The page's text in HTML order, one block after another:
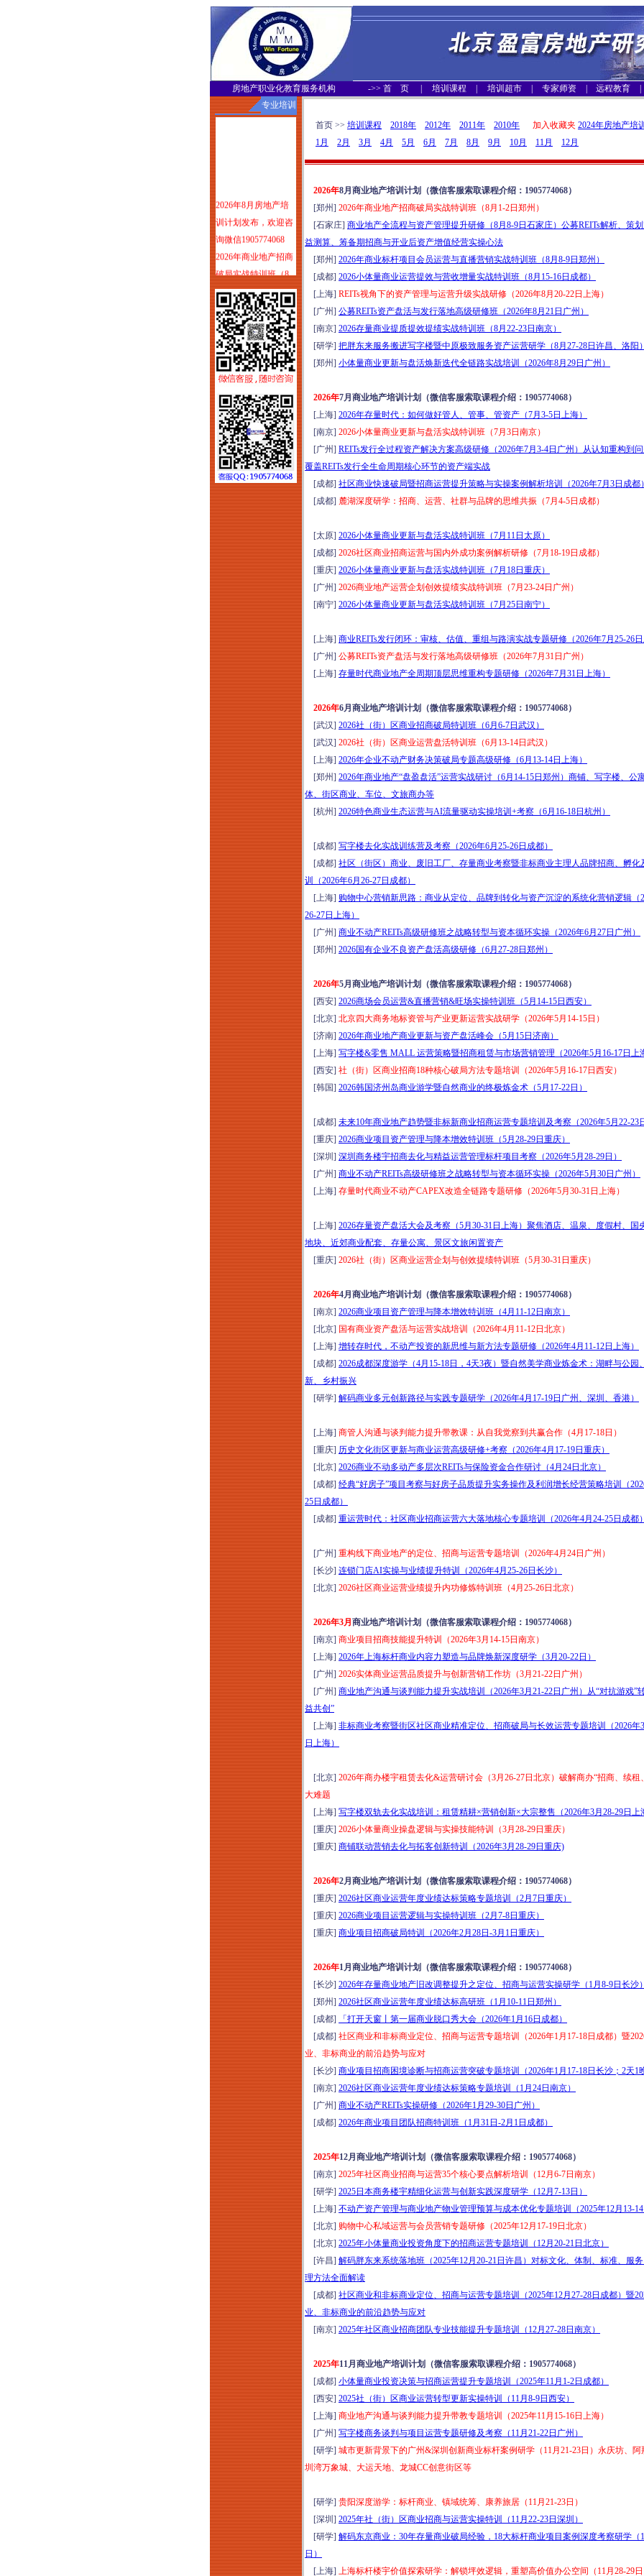
房地产职业化教育服务机构 ->> 首 页 培训课程 培训超市 专家师资 远程教育
专业培训
月1-2日郑州）
塑造服务力：可落地
可变现的物业服务品
质体系打造实战培训
（2026年8月1-2日哈
尔滨）
2026年项目谋划、资
金申报、城市更新、
国企市场化转型实操
高级研修（8月6日西
安）
全域六网投融资规划
与市场拓展能力高阶
培训（2026年8月7-8
日北京）
嵌入式社区+居家养
老落地实操研学
（2026年8月7日-9日
济南）
新版清单计价标准落
地实操、造价争议化
解与全过程造价合规
管理专题培训（2026
年8月7日西安）
存量时代地产新媒体
全域营销体系（短视
频+小红书+短剧+直
播）高效获客全链路
落地转化实战培训
（2026年8月8-9日郑
州）
商业地产全流程与资
产管理提升研修（8
月8-9日石家庄）公募
REITs解析、策划定
位、收益测算、筹备
期招商与开业后资产
增值经营实操心法
2026年商业标杆项目
会员运营与直播营销
实战特训班（8月8-9
日郑州）
2026年康养项目定位
设计与营销运营提升
研讨暨项目考察（8
月8-9日上海）从定位
筹开、空间设计、品
牌营销到运营管理全
生命周期
2026年云南温泉水疗
运动疗愈+爱情疗愈
标杆项目考察（8月9-
12日）
国企央企及事业单位
项目全生命周期管理
实战能力提升专题培
训（2026年8月11-12
日成都）
穿透式监管下国企法
务、合规、内控、风
险、审计“五位一体
化” 构建专题培训
（2026年8月12日西
安）
2026探访中国“好房
子”：新规2.0成都住
宅标杆项目研学（8
月13-14日成都）
新基建格局下工程项
目（DB&EPC）造价
管控、招采优化、结
算审计与争议破局高
级研修（2026年8月
13日昆明）
“十五五”规划基建领
域高质量发展：人工
智能+工程建设项目
全流程精益管控与风
险防范培训（2026年
8月13日昆明）
城市更新运营思维模
式全流程风险防范解
析与操盘实践分享培
训（2026年8月14-15
日武汉）
城市更新项目落地操
盘实战方案班（2026
年8月14-16日成都）
走进天津：深研全首
层架空新模式-金茂、
绿城、保利、中海等
经典项目研学（2026
年8月14-15日）
走进永威服务：深研
高品质物业实践落地
做法和经验（2026年
8月14-15日郑州）
新清单计价标准与施
工合同司法解释
（二）（征求意见
稿）深度解读暨建设
工程合同风险点、结
算、索赔、审计、财
评及司法鉴定审理实
务专题培训（2026年
8月14日哈尔滨）
2026小体量商业运营
提效与营收增量实战
特训班（8月15-16日
成都）
优秀物业管理项目经
理训练营（2026年8
月15-16日成都）
2026年工程挂靠、建
筑劳务税务稽查高频
风险应对及税负合规
构建培训（8月15-16
日成都）
建工司法解释（二）
新规深度研判与风控
维权实战研修（2026
年8月15-16日郑州）
走进银川，区域标杆
房企经典项目考察，
吃透长效运营逻辑
（2026年8月15-16
日）
首页 >> 培训课程 2018年 2012年 2011年 2010年 加入收藏夹 2024年房地产培
1月
2月 3月 4月 5月 6月 7月 8月 9月 10月 11月 12月
2026年8月商业地产培训计划（微信客服索取课程介绍：1905774068）
[郑州] 2026年商业地产招商破局实战特训班（8月1-2日郑州）
[石家庄] 商业地产全流程与资产管理提升研修（8月8-9日石家庄）公募REITs解析、策
益测算、筹备期招商与开业后资产增值经营实操心法
[郑州] 2026年商业标杆项目会员运营与直播营销实战特训班（8月8-9日郑州）
[成都] 2026小体量商业运营提效与营收增量实战特训班（8月15-16日成都）
[上海] REITs视角下的资产管理与运营升级实战研修（2026年8月20-22日上海）
[广州] 公募REITs资产盘活与发行落地高级研修班（2026年8月21日广州）
[南京] 2026存量商业提质提效提绩实战特训班（8月22-23日南京）
[研学] 把胖东来服务搬进写字楼暨中原极致服务资产运营研学（8月27-28日许昌、洛阳）
[郑州] 小体量商业更新与盘活焕新迭代全链路实战培训（2026年8月29日广州）
2026年7月商业地产培训计划（微信客服索取课程介绍：1905774068）
[上海] 2026年存量时代：如何做好管人、管事、管资产（7月3-5日上海）
[南京] 2026小体量商业更新与盘活实战特训班（7月3日南京）
[广州] REITs发行全过程资产解决方案高级研修（2026年7月3-4日广州）从认知重构到问
覆盖REITs发行全生命周期核心环节的资产端实战
[成都] 社区商业快速破局暨招商运营提升策略与实操案例解析培训（2026年7月3日成都）
[成都] 麓湖深度研学：招商、运营、社群与品牌的思维共振（7月4-5日成都）
[太原] 2026小体量商业更新与盘活实战特训班（7月11日太原）
[成都] 2026社区商业招商运营与国内外成功案例解析研修（7月18-19日成都）
[重庆] 2026小体量商业更新与盘活实战特训班（7月18日重庆）
[广州] 2026商业地产运营企划创效提绩实战特训班（7月23-24日广州）
[南宁] 2026小体量商业更新与盘活实战特训班（7月25日南宁）
[上海] 商业REITs发行闭环：审核、估值、重组与路演实战专题研修（2026年7月25-26日
[广州] 公募REITs资产盘活与发行落地高级研修班（2026年7月31日广州）
[上海] 存量时代商业地产全周期顶层思维重构专题研修（2026年7月31日上海）
2026年6月商业地产培训计划（微信客服索取课程介绍：1905774068）
[武汉] 2026社（街）区商业招商破局特训班（6月6-7日武汉）
[武汉] 2026社（街）区商业运营盘活特训班（6月13-14日武汉）
[上海] 2026年企业不动产财务决策破局专题高级研修（6月13-14日上海）
[郑州] 2026年商业地产“盘盈盘活”运营实战研讨（6月14-15日郑州）商铺、写字楼、公
体、街区商业、车位、文旅商办等
[杭州] 2026特色商业生态运营与AI流量驱动实操培训+考察（6月16-18日杭州）
[成都] 写字楼去化实战训练营及考察（2026年6月25-26日成都）
[成都] 社区（街区）商业、废旧工厂、存量商业考察暨非标商业主理人品牌招商、孵化
训（2026年6月26-27日成都）
[上海] 购物中心营销新思路：商业从定位、品牌到转化与资产沉淀的系统化营销逻辑（
26-27日上海）
[广州] 商业不动产REITs高级研修班之战略转型与资本循环实操（2026年6月27日广州）
[郑州] 2026国有企业不良资产盘活高级研修（6月27-28日郑州）
2026年5月商业地产培训计划（微信客服索取课程介绍：1905774068）
[西安] 2026商场会员运营&直播营销&旺场实操特训班（5月14-15日西安）
[北京] 北京四大商务地标资管与产业更新运营实战研学（2026年5月14-15日）
[济南] 2026年商业地产商业更新与资产盘活峰会（5月15日济南）
[上海] 写字楼&零售 MALL 运营策略暨招商租赁与市场营销管理（2026年5月16-17日上
[西安] 社（街）区商业招商18种核心破局方法专题培训（2026年5月16-17日西安）
[韩国] 2026韩国济州岛商业游学暨自然商业的终极炼金术（5月17-22日）
[成都] 未来10年商业地产趋势暨非标新商业招商运营专题培训及考察（2026年5月22-23
[重庆] 2026商业项目资产管理与降本增效特训班（5月28-29日重庆）
[深圳] 深圳商务楼宇招商去化与精益运营管理标杆项目考察（2026年5月28-29日）
[广州] 商业不动产REITs高级研修班之战略转型与资本循环实操（2026年5月30日广州）
[上海] 存量时代商业不动产CAPEX改造全链路专题研修（2026年5月30-31日上海）
[上海] 2026存量资产盘活大会及考察（5月30-31日上海）聚焦酒店、温泉、度假村、国
地块、近郊商业配套、存量公寓、景区文旅闲置资产
[重庆] 2026社（街）区商业运营企划与创效提绩特训班（5月30-31日重庆）
2026年4月商业地产培训计划（微信客服索取课程介绍：1905774068）
[南京] 2026商业项目资产管理与降本增效特训班（4月11-12日南京）
[北京] 国有商业资产盘活与运营实战培训（2026年4月11-12日北京）
[上海] 增转存时代，不动产投资的新思维与新方法专题研修（2026年4月11-12日上海）
[成都] 2026成都深度游学（4月15-18日，4天3夜）暨自然美学商业炼金术：湖畔与公园
新、乡村振兴
[研学] 解码商业多元创新路径与实践专题研学（2026年4月17-19日广州、深圳、香港）
[上海] 商管人沟通与谈判能力提升带教课：从自我觉察到共赢合作（4月17-18日）
[重庆] 历史文化街区更新与商业运营高级研修+考察（2026年4月17-19日重庆）
[北京] 2026商业不动多动产多层次REITs与保险资金合作研讨（4月24日北京）
[成都] 经典“好房子”项目考察与好房子品质提升实务操作及利润增长经营策略培训（
25日成都）
[成都] 重运营时代：社区商业招商运营六大落地核心专题培训（2026年4月24-25日成都）
[广州] 重构线下商业地产的定位、招商与运营专题培训（2026年4月24日广州）
[长沙] 连锁门店AI实操与业绩提升特训（2026年4月25-26日长沙）
[北京] 2026社区商业运营业绩提升内功修炼特训班（4月25-26日北京）
2026年3月 商业地产培训计划（微信客服索取课程介绍：1905774068）
[南京] 商业项目招商技能提升特训（2026年3月14-15日南京）
[上海] 2026年上海标杆商业内容力塑造与品牌焕新深度研学（3月20-22日）
[广州] 2026实体商业运营品质提升与创新营销工作坊（3月21-22日广州）
[广州] 商业地产沟通与谈判能力提升实战培训（2026年3月21-22日广州）从“对抗游戏”
益共创”
[上海] 非标商业考察暨街区社区商业精准定位、招商破局与长效运营专题培训（2026年
日上海）
[北京] 2026年商办楼宇租赁去化&运营研讨会（3月26-27日北京）破解商办“招商、续租
大难题
[上海] 写字楼双轨去化实战培训：租赁精耕×营销创新×大宗整售（2026年3月28-29日上
[重庆] 2026小体量商业操盘逻辑与实操技能特训（3月28-29日重庆）
[重庆] 商铺联动营销去化与拓客创新特训（2026年3月28-29日重庆)
2026年2月商业地产培训计划（微信客服索取课程介绍：1905774068）
[重庆] 2026社区商业运营年度业绩达标策略专题培训（2月7日重庆）
[重庆] 2026商业项目运营逻辑与实操特训班（2月7-8日重庆）
[重庆] 商业项目招商破局特训（2026年2月28日-3月1日重庆）
2026年1月商业地产培训计划（微信客服索取课程介绍：1905774068）
[长沙] 2026年存量商业地产旧改调整提升之定位、招商与运营实操研学（1月8-9日长沙）
[郑州] 2026社区商业运营年度业绩达标高研班（1月10-11日郑州）
[成都]
「打开天窗丨第一届商业脱口秀大会（2026年1月16日成都）
[成都] 社区商业和非标商业定位、招商与运营专题培训（2026年1月17-18日成都）暨
业、非标商业的前沿趋势与应对
[长沙] 商业项目招商困境诊断与招商运营突破专题培训（2026年1月17-18日长沙；2天1
[南京] 2026社区商业运营年度业绩达标策略专题培训（1月24日南京）
[广州] 商业不动产REITs实操研修（2026年1月29-30日广州）
[成都] 2026年商业项目团队招商特训班（1月31日-2月1日成都）
2025年12月商业地产培训计划（微信客服索取课程介绍：1905774068）
[南京] 2025年社区商业招商与运营35个核心要点解析培训（12月6-7日南京）
[研学] 2025日本商务楼宇精细化运营与创新实践深度研学（12月7-13日）
[上海] 不动产资产管理与商业地产物业管理预算与成本优化专题培训（2025年12月13-14
[北京] 购物中心私域运营与会员营销专题研修（2025年12月17-19日北京）
[北京] 2025年小体量商业投资角度下的招商运营专题培训（12月20-21日北京）
[许昌] 解码胖东来系统落地班（2025年12月20-21日许昌）对标文化、体制、标准、服
理方法全面解读
[成都] 社区商业和非标商业定位、招商与运营专题培训（2025年12月27-28日成都）暨
业、非标商业的前沿趋势与应对
[南京] 2025年社区商业招商团队专业技能提升专题培训（12月27-28日南京）
2025年11月商业地产培训计划（微信客服索取课程介绍：1905774068）
[成都] 小体量商业投资决策与招商运营提升专题培训（2025年11月1-2日成都）
[西安] 2025社（街）区商业运营转型更新实操特训（11月8-9日西安）
[上海] 商业地产沟通与谈判能力提升带教专题培训（2025年11月15-16日上海）
[广州] 写字楼商务谈判与项目运营专题研修及考察（11月21-22日广州）
[研学] 城市更新背景下的广州&深圳创新商业标杆案例研学（11月21-23日）永庆坊、阿
圳湾万象城、大运天地、龙城CC创意街区等
[研学] 贵阳深度游学：标杆商业、镇域统筹、康养旅居（11月21-23日）
[深圳] 2025年社（街）区商业招商与运营实操特训（11月22-23日深圳）
[研学] 解码东京商业：30年存量商业破局经验，18大标杆商业项目案例深度考察研学（
日）
[上海] 上海标杆楼宇价值探索研学：解锁坪效逻辑，重塑高价值办公空间（11月28-29日